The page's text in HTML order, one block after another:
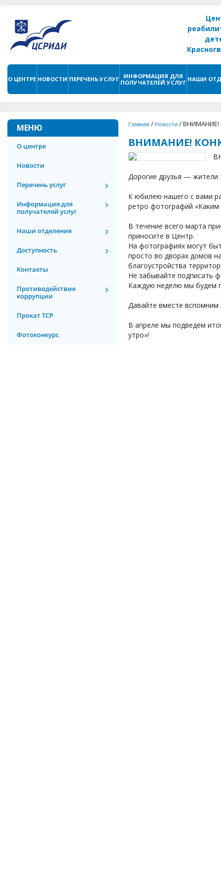
О ЦЕНТРЕ НОВОСТИ ПЕРЕЧЕНЬ УСЛУГ
ИНФОРМАЦИЯ ДЛЯ
ПОЛУЧАТЕЛЕЙ УСЛУГ НАШИ
МЕНЮ
О центре
Новости
Перечень услуг
Информация для
получателей услуг
Наши отделения
Доступность
Контакты
Противодействие
коррупции
Прокат ТСР
Фотоконкурс
Главная / Новости /ВНИМАНИЕ!
ВНИМАНИЕ!
Дорогие друзья — жители
К юбилею нашего с вами
ретро фотографий «Каким
В течение всего марта
приносите в Центр.
На фотографиях могут
просто во дворах домов
благоустройства
Не забывайте подписать
Каждую неделю мы будем
Давайте вместе
В апреле мы подведём
утро»!